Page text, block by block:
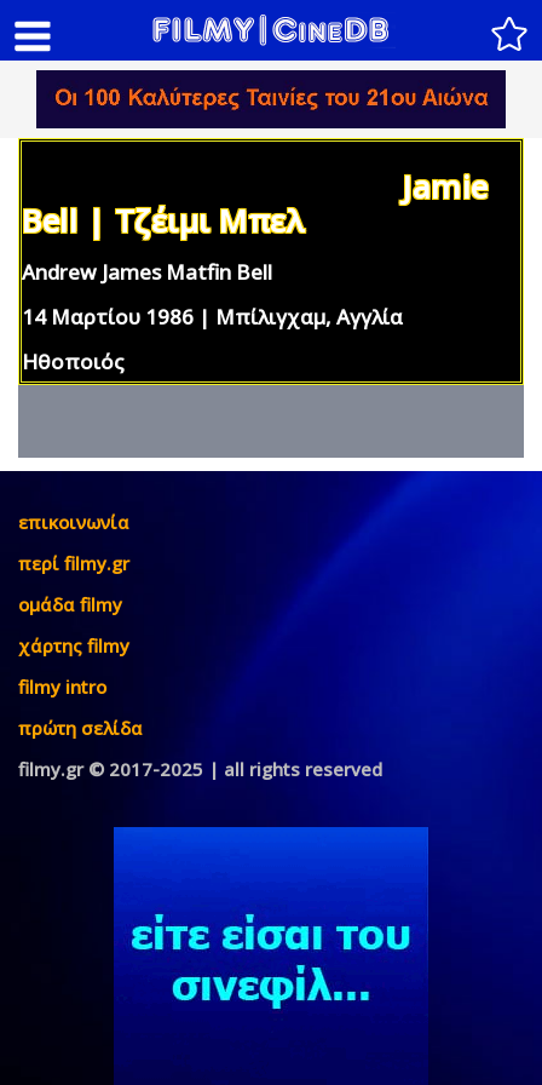
Jamie
Bell | Τζέιμι Μπελ
Andrew James Matfin Bell
14 Μαρτίου 1986 | Μπίλιγχαμ, Αγγλία
Ηθοποιός
επικοινωνία
περί filmy.gr
ομάδα filmy
χάρτης filmy
filmy intro
πρώτη σελίδα
filmy.gr © 2017-2025 | all rights reserved